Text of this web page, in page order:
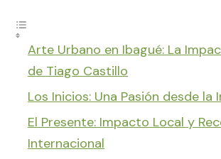
Arte Urbano en Ibagué: La
de Tiago Castillo
Los Inicios: Una Pasión desde la
El Presente: Impacto Local y
Internacional